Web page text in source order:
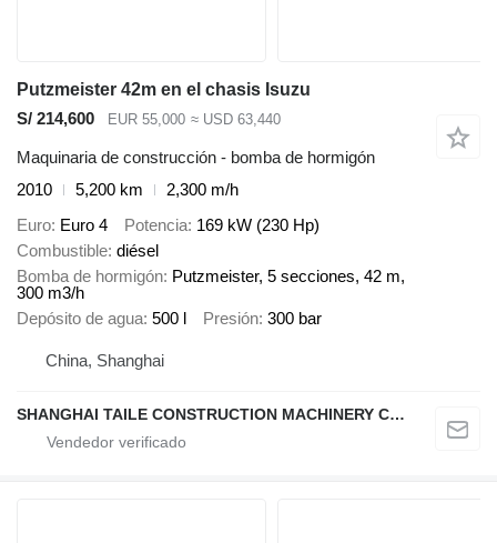
Putzmeister 42m en el chasis Isuzu
S/ 214,600
EUR 55,000 ≈ USD 63,440
Maquinaria de construcción - bomba de hormigón
2010
5,200 km
2,300 m/h
Euro Euro 4 Potencia 169 kW (230 Hp)
Combustible diésel
Bomba de hormigón Putzmeister, 5 secciones, 42 m,
300 m3/h
Depósito de agua 500 l Presión 300 bar
China, Shanghai
SHANGHAI TAILE CONSTRUCTION MACHINERY CO.,LID